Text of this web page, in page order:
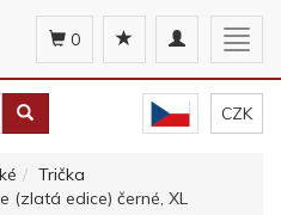
Toggle
navigation
0
CZK
Trička
(zlatá edice) černé, XL